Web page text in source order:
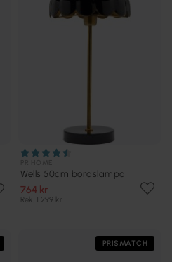
Wells 50cm bordslampa
764 kr
Rek. 1 299 kr
PRISMATCH